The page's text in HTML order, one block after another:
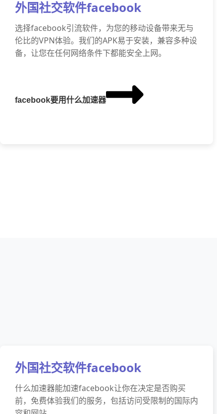
外国社交软件facebook
选择facebook引流软件，为您的移动设备带来无与
伦比的VPN体验。我们的APK易于安装，兼容多种设
备，让您在任何网络条件下都能安全上网。
facebook要用什么加速器
外国社交软件facebook
什么加速器能加速facebook让你在决定是否购买
前，免费体验我们的服务，包括访问受限制的国际内